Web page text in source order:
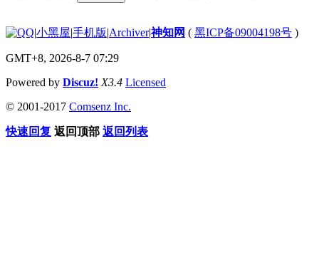
|小黑屋|手机版|Archiver|神知网 ( 黑ICP备09004198号 )
GMT+8, 2026-8-7 07:29
Powered by Discuz! X3.4 Licensed
© 2001-2017 Comsenz Inc.
快速回复 返回顶部 返回列表